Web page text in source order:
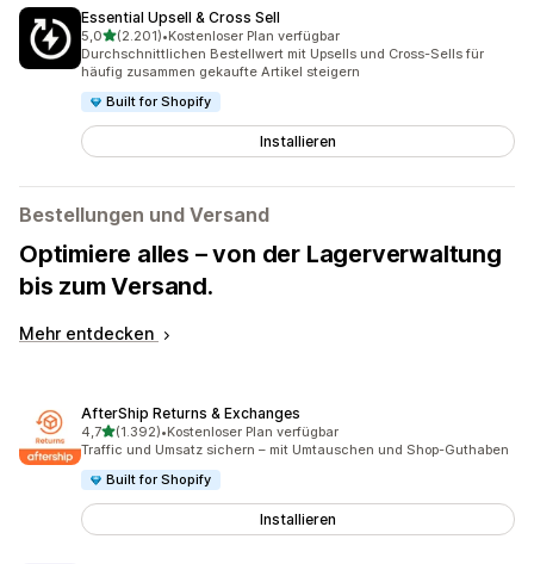
Essential Upsell & Cross Sell
5,0von 5 Sternen
(2.201)
2201 Rezensionen insgesamt
•Kostenloser Plan verfügbar
Durchschnittlichen Bestellwert mit Upsells und Cross-Sells für
häufig zusammen gekaufte Artikel steigern
Built for Shopify
Installieren
Bestellungen und Versand
Optimiere alles – von der Lagerverwaltung
bis zum Versand.
Mehr entdecken
AfterShip Returns & Exchanges
4,7von 5 Sternen
(1.392)
1392 Rezensionen insgesamt
•Kostenloser Plan verfügbar
Traffic und Umsatz sichern – mit Umtauschen und Shop-Guthaben
Built for Shopify
Installieren